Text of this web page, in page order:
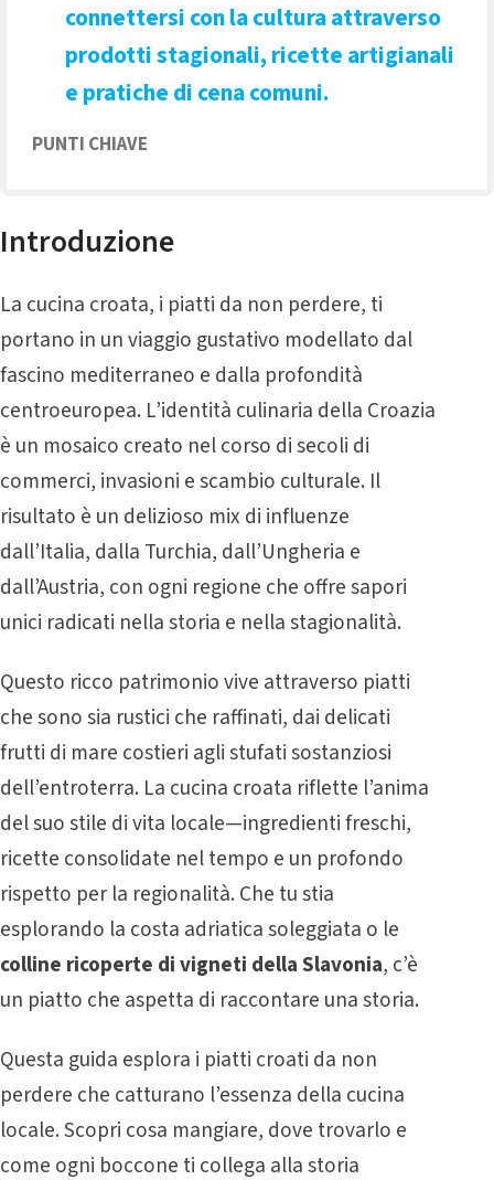
connettersi con la cultura attraverso
prodotti stagionali, ricette artigianali
e pratiche di cena comuni.
PUNTI CHIAVE
Introduzione
La cucina croata, i piatti da non perdere, ti
portano in un viaggio gustativo modellato dal
fascino mediterraneo e dalla profondità
centroeuropea. L’identità culinaria della Croazia
è un mosaico creato nel corso di secoli di
commerci, invasioni e scambio culturale. Il
risultato è un delizioso mix di influenze
dall’Italia, dalla Turchia, dall’Ungheria e
dall’Austria, con ogni regione che offre sapori
unici radicati nella storia e nella stagionalità.
Questo ricco patrimonio vive attraverso piatti
che sono sia rustici che raffinati, dai delicati
frutti di mare costieri agli stufati sostanziosi
dell’entroterra. La cucina croata riflette l’anima
del suo stile di vita locale—ingredienti freschi,
ricette consolidate nel tempo e un profondo
rispetto per la regionalità. Che tu stia
esplorando la costa adriatica soleggiata o le
colline ricoperte di vigneti della Slavonia, c’è
un piatto che aspetta di raccontare una storia.
Questa guida esplora i piatti croati da non
perdere che catturano l’essenza della cucina
locale. Scopri cosa mangiare, dove trovarlo e
come ogni boccone ti collega alla storia